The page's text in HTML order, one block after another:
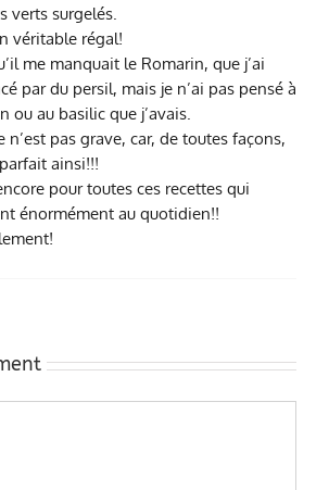
verts surgelés.
véritable régal!
me manquait le Romarin, que j’ai
par du persil, mais je n’ai pas pensé à
ou au basilic que j’avais.
n’est pas grave, car, de toutes façons,
ainsi!!!
pour toutes ces recettes qui
énormément au quotidien!!